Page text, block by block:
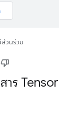
ส่วนร่วม
าร Tensor